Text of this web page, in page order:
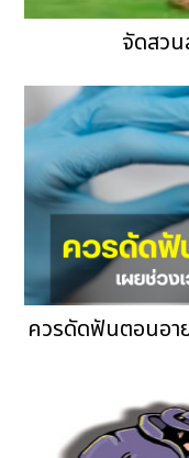
จัดสวน
ควรดัดฟันตอนอายุ